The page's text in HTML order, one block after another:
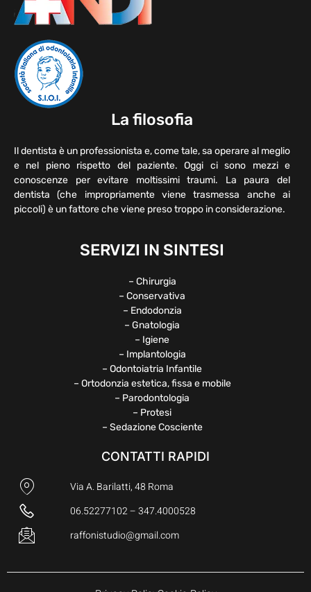
La filosofia
Il dentista è un professionista e, come tale, sa operare al meglio
e nel pieno rispetto del paziente. Oggi ci sono mezzi e
conoscenze per evitare moltissimi traumi. La paura del
dentista (che impropriamente viene trasmessa anche ai
piccoli) è un fattore che viene preso troppo in considerazione.
SERVIZI IN SINTESI
– Chirurgia
– Conservativa
– Endodonzia
– Gnatologia
– Igiene
– Implantologia
– Odontoiatria Infantile
– Ortodonzia estetica, fissa e mobile
– Parodontologia
– Protesi
– Sedazione Cosciente
CONTATTI RAPIDI
Via A. Barilatti, 48 Roma
06.52277102 – 347.4000528
raffonistudio@gmail.com